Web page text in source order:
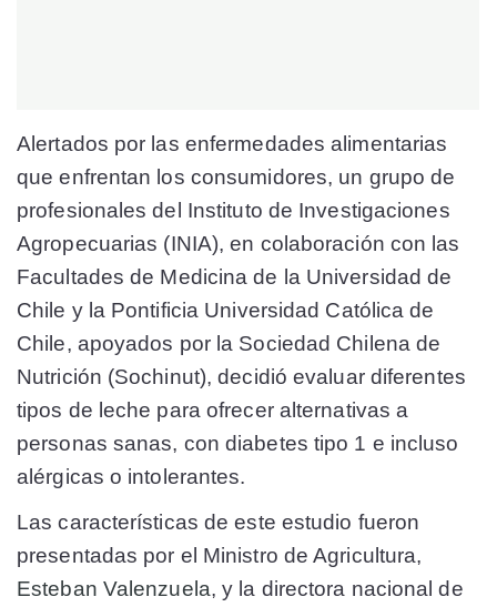
Alertados por las enfermedades alimentarias
que enfrentan los consumidores, un grupo de
profesionales del Instituto de Investigaciones
Agropecuarias (INIA), en colaboración con las
Facultades de Medicina de la Universidad de
Chile y la Pontificia Universidad Católica de
Chile, apoyados por la Sociedad Chilena de
Nutrición (Sochinut), decidió evaluar diferentes
tipos de leche para ofrecer alternativas a
personas sanas, con diabetes tipo 1 e incluso
alérgicas o intolerantes.
Las características de este estudio fueron
presentadas por el Ministro de Agricultura,
Esteban Valenzuela, y la directora nacional de